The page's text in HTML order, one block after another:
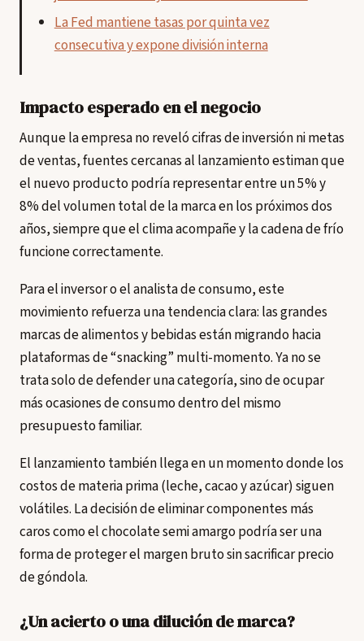
La Fed mantiene tasas por quinta vez
consecutiva y expone división interna
Impacto esperado en el negocio
Aunque la empresa no reveló cifras de inversión ni metas
de ventas, fuentes cercanas al lanzamiento estiman que
el nuevo producto podría representar entre un 5% y
8% del volumen total de la marca en los próximos dos
años, siempre que el clima acompañe y la cadena de frío
funcione correctamente.
Para el inversor o el analista de consumo, este
movimiento refuerza una tendencia clara: las grandes
marcas de alimentos y bebidas están migrando hacia
plataformas de “snacking” multi-momento. Ya no se
trata solo de defender una categoría, sino de ocupar
más ocasiones de consumo dentro del mismo
presupuesto familiar.
El lanzamiento también llega en un momento donde los
costos de materia prima (leche, cacao y azúcar) siguen
volátiles. La decisión de eliminar componentes más
caros como el chocolate semi amargo podría ser una
forma de proteger el margen bruto sin sacrificar precio
de góndola.
¿Un acierto o una dilución de marca?